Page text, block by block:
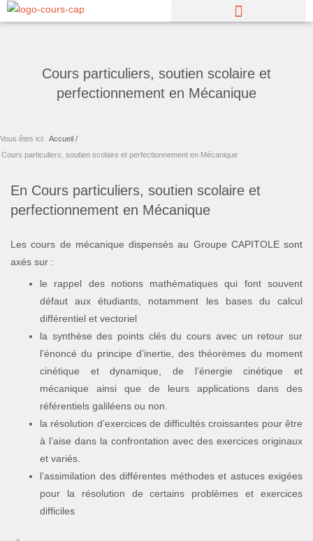
Aller
au
Cours particuliers, soutien scolaire et
perfectionnement en Mécanique
Vous êtes ici: Accueil /
Cours particuliers, soutien scolaire et perfectionnement en Mécanique
En Cours particuliers, soutien scolaire et
perfectionnement en Mécanique
Les cours de mécanique dispensés au Groupe CAPITOLE sont
axés sur :
le rappel des notions mathématiques qui font souvent
défaut aux étudiants, notamment les bases du calcul
différentiel et vectoriel
la synthèse des points clés du cours avec un retour sur
l’énoncé du principe d’inertie, des théorèmes du moment
cinétique et dynamique, de l’énergie cinétique et
mécanique ainsi que de leurs applications dans des
référentiels galiléens ou non.
la résolution d’exercices de difficultés croissantes pour être
à l’aise dans la confrontation avec des exercices originaux
et variés.
l’assimilation des différentes méthodes et astuces exigées
pour la résolution de certains problèmes et exercices
difficiles